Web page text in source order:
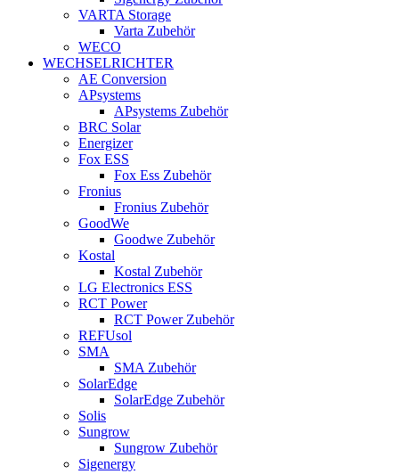
VARTA Storage
Varta Zubehör
WECO
WECHSELRICHTER
AE Conversion
APsystems
APsystems Zubehör
BRC Solar
Energizer
Fox ESS
Fox Ess Zubehör
Fronius
Fronius Zubehör
GoodWe
Goodwe Zubehör
Kostal
Kostal Zubehör
LG Electronics ESS
RCT Power
RCT Power Zubehör
REFUsol
SMA
SMA Zubehör
SolarEdge
SolarEdge Zubehör
Solis
Sungrow
Sungrow Zubehör
Sigenergy